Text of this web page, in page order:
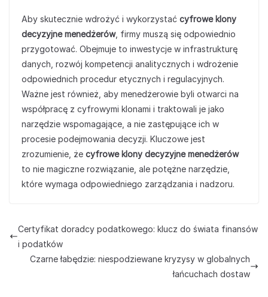
Aby skutecznie wdrożyć i wykorzystać cyfrowe klony
decyzyjne menedżerów, firmy muszą się odpowiednio
przygotować. Obejmuje to inwestycje w infrastrukturę
danych, rozwój kompetencji analitycznych i wdrożenie
odpowiednich procedur etycznych i regulacyjnych.
Ważne jest również, aby menedżerowie byli otwarci na
współpracę z cyfrowymi klonami i traktowali je jako
narzędzie wspomagające, a nie zastępujące ich w
procesie podejmowania decyzji. Kluczowe jest
zrozumienie, że cyfrowe klony decyzyjne menedżerów
to nie magiczne rozwiązanie, ale potężne narzędzie,
które wymaga odpowiedniego zarządzania i nadzoru.
Certyfikat doradcy podatkowego: klucz do świata finansów
i podatków
Czarne łabędzie: niespodziewane kryzysy w globalnych
łańcuchach dostaw